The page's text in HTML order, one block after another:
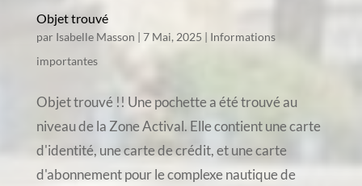
Objet trouvé
par Isabelle Masson | 7 Mai, 2025 | Informations
importantes
Objet trouvé !! Une pochette a été trouvé au
niveau de la Zone Actival. Elle contient une carte
d'identité, une carte de crédit, et une carte
d'abonnement pour le complexe nautique de